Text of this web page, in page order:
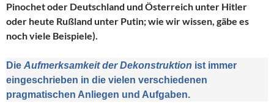
Pinochet oder Deutschland und Österreich unter Hitler
oder heute Rußland unter Putin; wie wir wissen, gäbe es
noch viele Beispiele).
Die Aufmerksamkeit der Dekonstruktion ist immer
eingeschrieben in die vielen verschiedenen
pragmatischen Anliegen und Aufgaben.